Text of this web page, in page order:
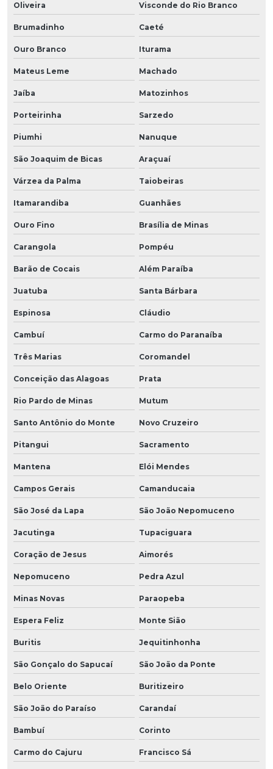
Oliveira Visconde do Rio Branco
Brumadinho Caeté
Ouro Branco Iturama
Mateus Leme Machado
Jaíba Matozinhos
Porteirinha Sarzedo
Piumhi Nanuque
São Joaquim de Bicas Araçuaí
Várzea da Palma Taiobeiras
Itamarandiba Guanhães
Ouro Fino Brasília de Minas
Carangola Pompéu
Barão de Cocais Além Paraíba
Juatuba Santa Bárbara
Espinosa Cláudio
Cambuí Carmo do Paranaíba
Três Marias Coromandel
Conceição das Alagoas Prata
Rio Pardo de Minas Mutum
Santo Antônio do Monte Novo Cruzeiro
Pitangui Sacramento
Mantena Elói Mendes
Campos Gerais Camanducaia
São José da Lapa São João Nepomuceno
Jacutinga Tupaciguara
Coração de Jesus Aimorés
Nepomuceno Pedra Azul
Minas Novas Paraopeba
Espera Feliz Monte Sião
Buritis Jequitinhonha
São Gonçalo do Sapucaí São João da Ponte
Belo Oriente Buritizeiro
São João do Paraíso Carandaí
Bambuí Corinto
Carmo do Cajuru Francisco Sá